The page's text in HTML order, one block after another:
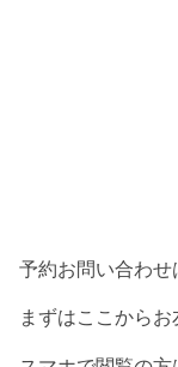
予約お問い合わせ
まずはここからお